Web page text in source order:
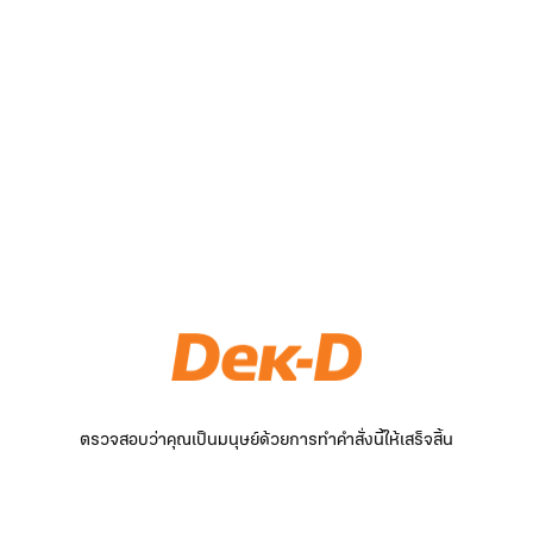
ตรวจสอบว่าคุณเป็นมนุษย์ด้วยการทำคำสั่งนี้ให้เสร็จสิ้น